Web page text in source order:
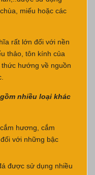
miếu hoặc các
rất lớn đối với nền
thảo, tôn kính của
hướng về nguồn
nhiều loại khác
hương, cắm
với những bậc
được sử dụng nhiều